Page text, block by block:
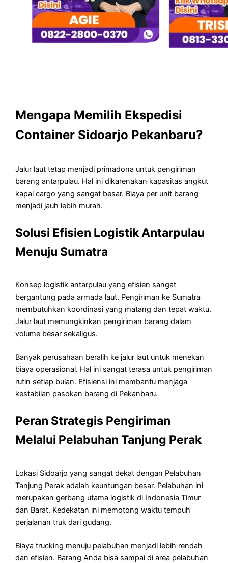
Mengapa Memilih Ekspedisi
Container Sidoarjo Pekanbaru?
Jalur laut tetap menjadi primadona untuk pengiriman
barang antarpulau. Hal ini dikarenakan kapasitas angkut
kapal cargo yang sangat besar. Biaya per unit barang
menjadi jauh lebih murah.
Solusi Efisien Logistik Antarpulau
Menuju Sumatra
Konsep logistik antarpulau yang efisien sangat
bergantung pada armada laut. Pengiriman ke Sumatra
membutuhkan koordinasi yang matang dan tepat waktu.
Jalur laut memungkinkan pengiriman barang dalam
volume besar sekaligus.
Banyak perusahaan beralih ke jalur laut untuk menekan
biaya operasional. Hal ini sangat terasa untuk pengiriman
rutin setiap bulan. Efisiensi ini membantu menjaga
kestabilan pasokan barang di Pekanbaru.
Peran Strategis Pengiriman
Melalui Pelabuhan Tanjung Perak
Lokasi Sidoarjo yang sangat dekat dengan Pelabuhan
Tanjung Perak adalah keuntungan besar. Pelabuhan ini
merupakan gerbang utama logistik di Indonesia Timur
dan Barat. Kedekatan ini memotong waktu tempuh
perjalanan truk dari gudang.
Biaya trucking menuju pelabuhan menjadi lebih rendah
dan efisien. Barang Anda bisa sampai di area pelabuhan